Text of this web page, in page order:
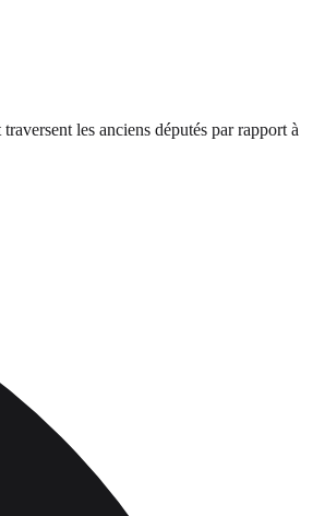
les anciens députés par rapport à